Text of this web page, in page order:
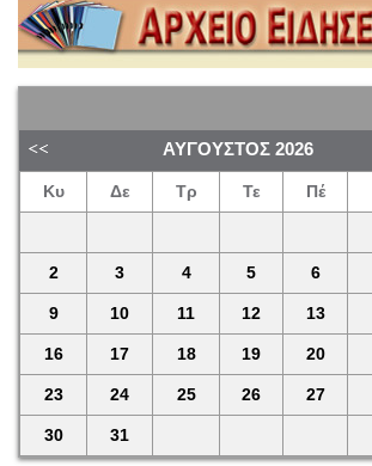
ΑΎΓΟΥΣΤΟΣ 2026
Κυ Δε Τρ Τε Πέ
2 3 4 5 6
9 10 11 12 13
16 17 18 19 20
23 24 25 26 27
30 31